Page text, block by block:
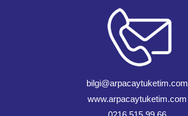
bilgi@arpacaytuketim.com
www.arpacaytuketim.com